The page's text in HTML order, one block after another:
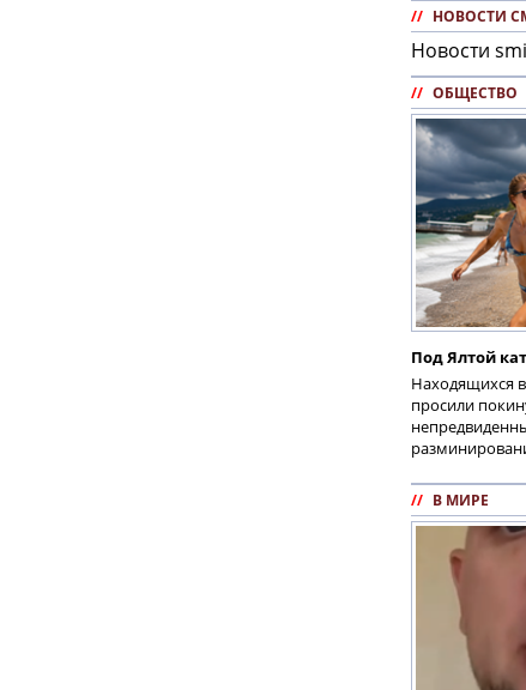
// НОВОСТИ
Новости
// ОБЩЕСТВО
Под Ялтой
Находящихся
просили
// В МИРЕ